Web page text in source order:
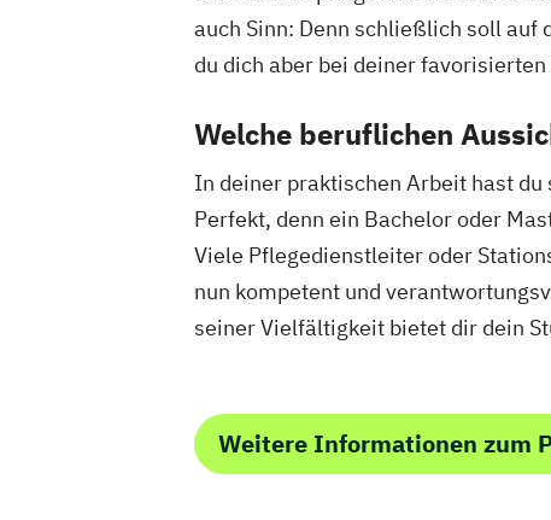
auch Sinn: Denn schließlich soll
du dich aber bei deiner
Welche beruflichen
In deiner praktischen Arbeit hast
Perfekt, denn ein Bachelor oder
Viele Pflegedienstleiter oder
nun kompetent und
seiner Vielfältigkeit bietet dir dein
Weitere Informationen zum